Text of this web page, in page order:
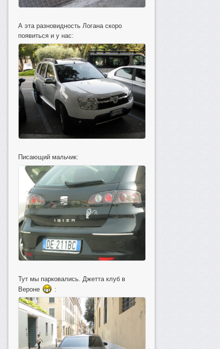
А эта разновидность Логана скоро
появиться и у нас:
Писающий мальчик:
Тут мы парковались. Джетта клуб в
Вероне
: